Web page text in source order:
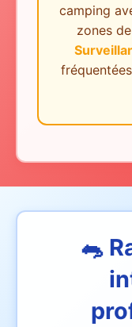
camping
zones
🐀